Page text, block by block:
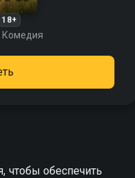
18+
Комедия
чтобы обеспечить